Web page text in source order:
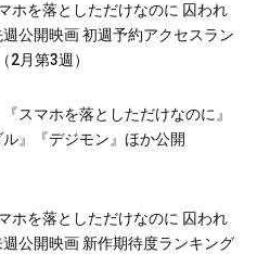
ホを落としただけなのに 囚われ
公開映画 初週予約アクセスラン
2月第3週）
『スマホを落としただけなのに』
ル』『デジモン』ほか公開
ホを落としただけなのに 囚われ
公開映画 新作期待度ランキング